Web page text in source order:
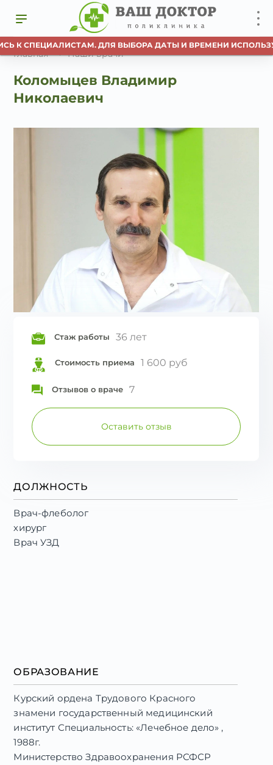
СПЕЦИАЛИСТАМ. ДЛЯ ВЫБОРА ДАТЫ И ВРЕМЕНИ
Главная Наши врачи
Коломыцев Владимир
Николаевич
Стаж работы 36 лет
Стоимость приема 1 600 руб
Отзывов о враче 7
Оставить отзыв
ДОЛЖНОСТЬ
Врач-флеболог
хирург
Врач УЗД
ОБРАЗОВАНИЕ
Курский ордена Трудового Красного
знамени государственный медицинский
институт Специальность: «Лечебное дело» ,
1988г.
Министерство Здравоохранения РСФСР